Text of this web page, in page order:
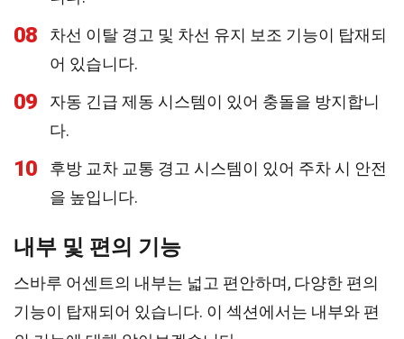
08
차선 이탈 경고 및 차선 유지 보조 기능이 탑재되
어 있습니다.
09
자동 긴급 제동 시스템이 있어 충돌을 방지합니
다.
10
후방 교차 교통 경고 시스템이 있어 주차 시 안전
을 높입니다.
내부 및 편의 기능
스바루 어센트의 내부는 넓고 편안하며, 다양한 편의
기능이 탑재되어 있습니다. 이 섹션에서는 내부와 편